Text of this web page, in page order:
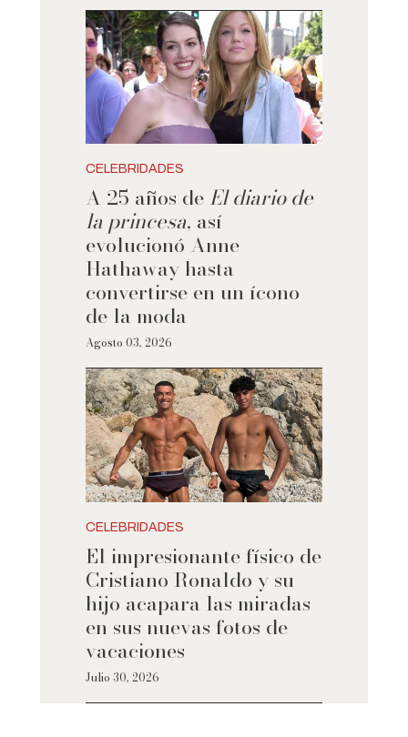
CELEBRIDADES
A 25 años de El diario de
la princesa, así
evolucionó Anne
Hathaway hasta
convertirse en un ícono
de la moda
Agosto 03, 2026
CELEBRIDADES
El impresionante físico de
Cristiano Ronaldo y su
hijo acapara las miradas
en sus nuevas fotos de
vacaciones
Julio 30, 2026